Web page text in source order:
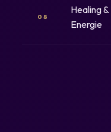
08
Healing &
Energie